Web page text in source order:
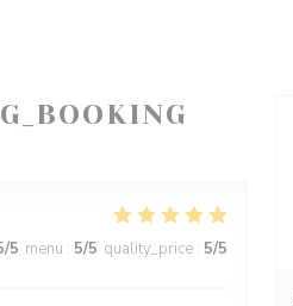
/5 menu : 5/5 quality_price : 5/5